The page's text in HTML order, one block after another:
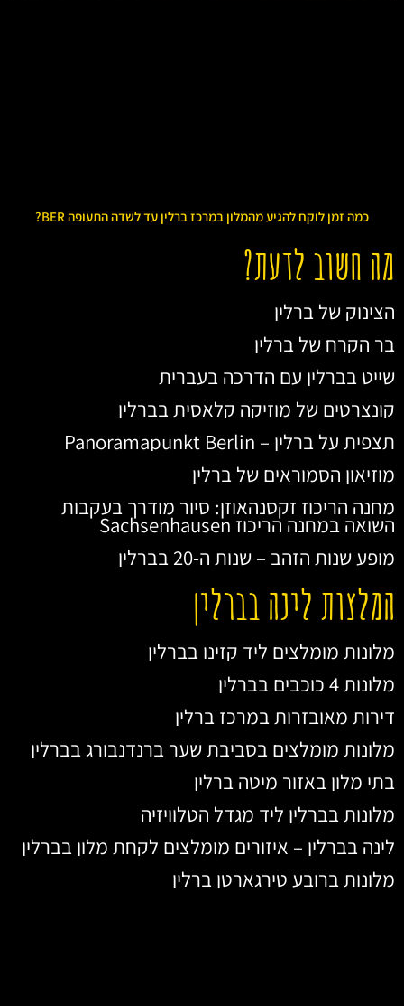
כמה זמן לוקח להגיע מהמלון במרכז ברלין עד לשדה התעופה BER?
מה חשוב לדעת?
הצינוק של ברלין
בר הקרח של ברלין
שייט בברלין עם הדרכה בעברית
קונצרטים של מוזיקה קלאסית בברלין
תצפית על ברלין – Panoramapunkt Berlin
מוזיאון הסמוראים של ברלין
מחנה הריכוז זקסנהאוזן: סיור מודרך בעקבות
השואה במחנה הריכוז Sachsenhausen
מופע שנות הזהב – שנות ה-20 בברלין
המלצות לינה בברלין
מלונות מומלצים ליד קזינו בברלין
מלונות 4 כוכבים בברלין
דירות מאובזרות במרכז ברלין
מלונות מומלצים בסביבת שער ברנדנבורג בברלין
בתי מלון באזור מיטה ברלין
מלונות בברלין ליד מגדל הטלוויזיה
לינה בברלין – איזורים מומלצים לקחת מלון בברלין
מלונות ברובע טירגארטן ברלין